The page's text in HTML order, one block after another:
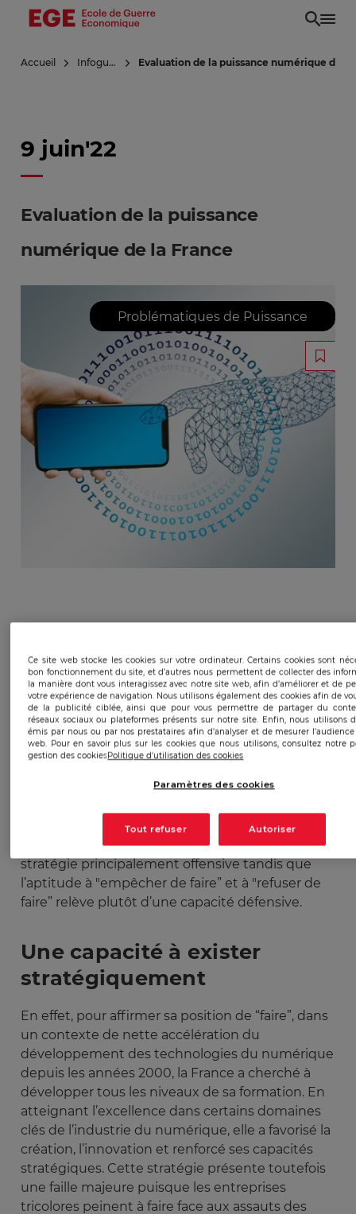
Aller
principal
Accueil Infoguerre Evaluation de la puissance numérique de la
9 juin'22
Evaluation de la puissance
numérique de la France
Problématiques de Puissance
Publicado: 09/06/2022|Actualizado: 23/04/2024
L’objet de ce rapport est de faire un état des lieux
de la puissance numérique française. En partant
d’évaluer la puissance française dans sa capacité
faire dans le monde numérique. Les capacités de
“faire” et de “faire faire” relèvent d’ailleurs d’une
stratégie principalement offensive tandis que
l’aptitude à "empêcher de faire” et à "refuser de
faire” relève plutôt d’une capacité défensive.
Une capacité à exister
stratégiquement
En effet, pour affirmer sa position de “faire”, dans
un contexte de nette accélération du
développement des technologies du numérique
depuis les années 2000, la France a cherché à
développer tous les niveaux de sa formation. En
atteignant l’excellence dans certains domaines
clés de l’industrie du numérique, elle a favorisé la
création, l’innovation et renforcé ses capacités
stratégiques. Cette stratégie présente toutefois
une faille majeure puisque les entreprises
tricolores peinent à faire face aux assauts des
Ce site web stocke les cookies sur votre ordinateur. Certains cookies sont
bon fonctionnement du site, et d’autres nous permettent de collecter des
la manière dont vous interagissez avec notre site web, afin d’améliorer et de
votre expérience de navigation. Nous utilisons également des cookies afin de
de la publicité ciblée, ainsi que pour vous permettre de partager du
réseaux sociaux ou plateformes présents sur notre site. Enfin, nous utilisons
émis par nous ou par nos prestataires afin d’analyser et de mesurer
web. Pour en savoir plus sur les cookies que nous utilisons, consultez notre
gestion des cookiesPolitique d'utilisation des cookies
Paramètres des cookies
Tout refuser Autoriser